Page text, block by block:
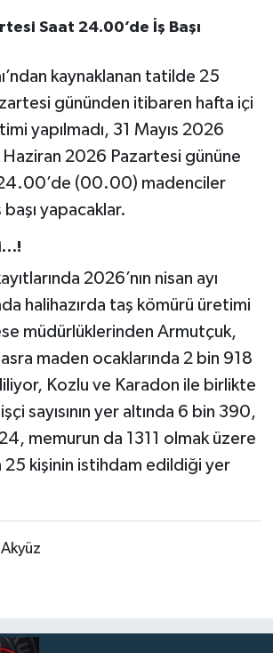
Saat 24.00’de İş Başı
kaynaklanan tatilde 25
gününden itibaren hafta içi
yapılmadı, 31 Mayıs 2026
Haziran 2026 Pazartesi gününe
(00.00) madenciler
yapacaklar.
2026’nın nisan ayı
halihazırda taş kömürü üretimi
müdürlüklerinden Armutçuk,
maden ocaklarında 2 bin 918
Kozlu ve Karadon ile birlikte
sayısının yer altında 6 bin 390,
memurun da 1311 olmak üzere
kişinin istihdam edildiği yer